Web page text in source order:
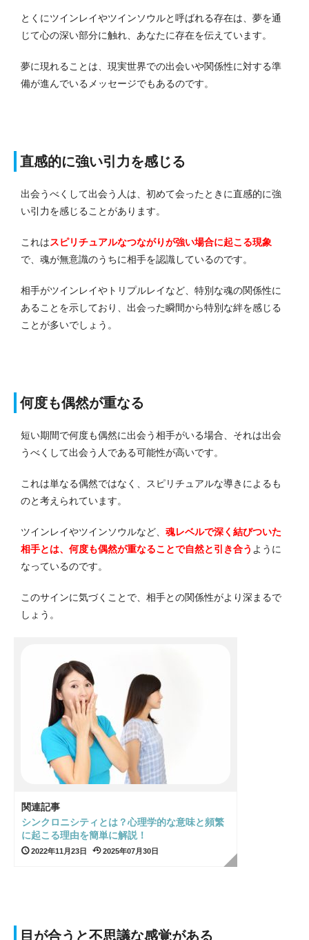
とくにツインレイやツインソウルと呼ばれる存在は、夢を通
じて心の深い部分に触れ、あなたに存在を伝えています。
夢に現れることは、現実世界での出会いや関係性に対する準
備が進んでいるメッセージでもあるのです。
直感的に強い引力を感じる
出会うべくして出会う人は、初めて会ったときに直感的に強
い引力を感じることがあります。
これはスピリチュアルなつながりが強い場合に起こる現象
で、魂が無意識のうちに相手を認識しているのです。
相手がツインレイやトリプルレイなど、特別な魂の関係性に
あることを示しており、出会った瞬間から特別な絆を感じる
ことが多いでしょう。
何度も偶然が重なる
短い期間で何度も偶然に出会う相手がいる場合、それは出会
うべくして出会う人である可能性が高いです。
これは単なる偶然ではなく、スピリチュアルな導きによるも
のと考えられています。
ツインレイやツインソウルなど、 魂レベルで深く結びついた
相手とは、何度も偶然が重なることで自然と引き合う ように
なっているのです。
このサインに気づくことで、相手との関係性がより深まるで
しょう。
関連記事
シンクロニシティとは？心理学的な意味と頻繁
に起こる理由を簡単に解説！
2022年11月23日 2025年07月30日
目が合うと不思議な感覚がある